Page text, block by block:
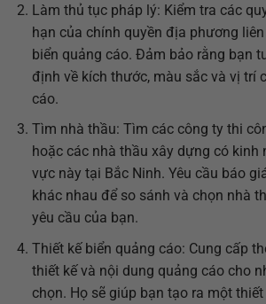
Làm thủ tục pháp lý: Kiểm tra các
hạn của chính quyền địa phương
biển quảng cáo. Đảm bảo rằng bạn
định về kích thước, màu sắc và vị trí
cáo.
Tìm nhà thầu: Tìm các công ty thi
hoặc các nhà thầu xây dựng có kinh
vực này tại Bắc Ninh. Yêu cầu báo
khác nhau để so sánh và chọn nhà
yêu cầu của bạn.
Thiết kế biển quảng cáo: Cung cấp
thiết kế và nội dung quảng cáo cho
chọn. Họ sẽ giúp bạn tạo ra một